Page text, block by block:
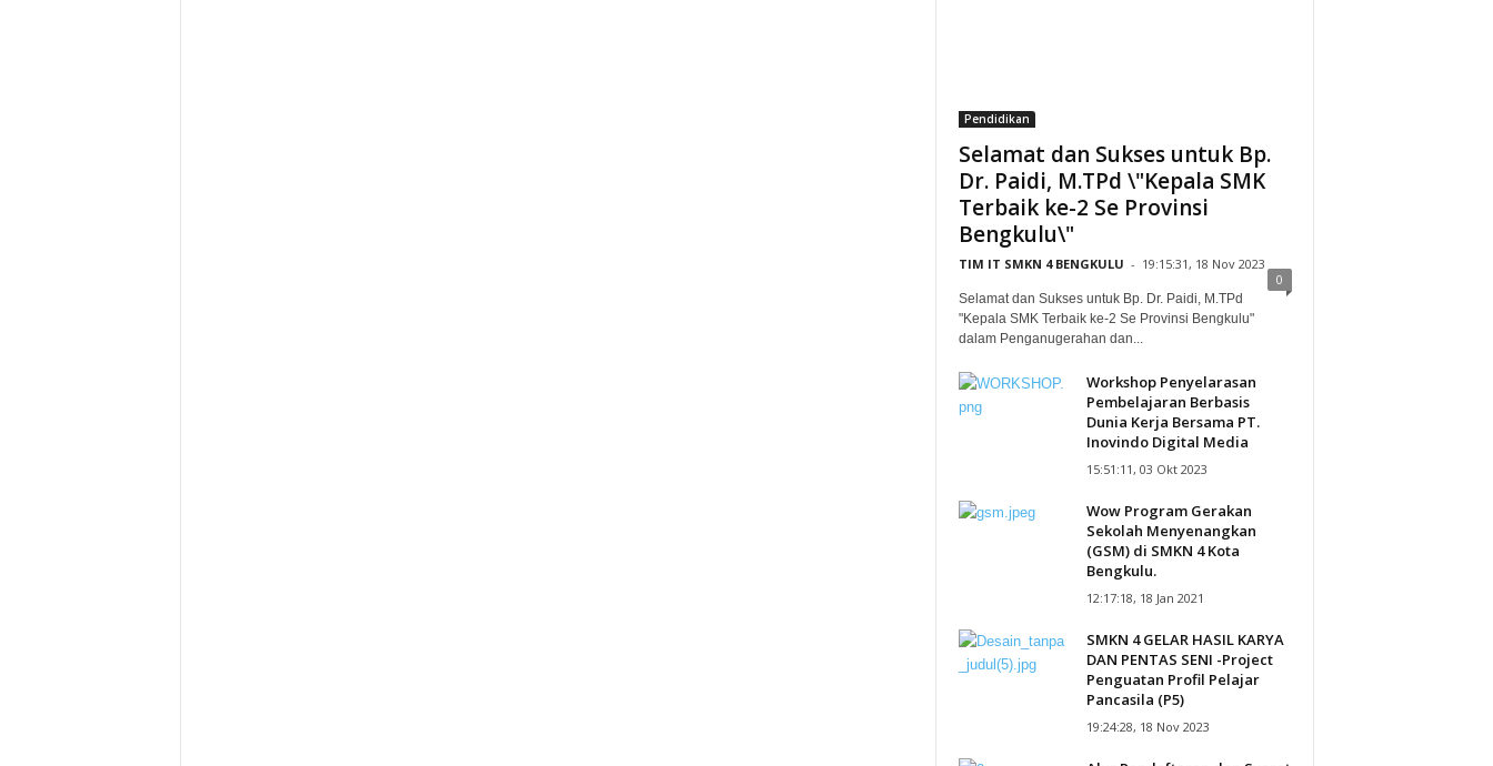
Pendidikan
Selamat dan Sukses untuk Bp.
Dr. Paidi, M.TPd \"Kepala SMK
Terbaik ke-2 Se Provinsi
Bengkulu\"
TIM IT SMKN 4 BENGKULU - 19:15:31, 18 Nov 2023
0
Selamat dan Sukses untuk Bp. Dr. Paidi, M.TPd
"Kepala SMK Terbaik ke-2 Se Provinsi Bengkulu"
dalam Penganugerahan dan...
Workshop Penyelarasan
Pembelajaran Berbasis
Dunia Kerja Bersama PT.
Inovindo Digital Media
15:51:11, 03 Okt 2023
Wow Program Gerakan
Sekolah Menyenangkan
(GSM) di SMKN 4 Kota
Bengkulu.
12:17:18, 18 Jan 2021
SMKN 4 GELAR HASIL KARYA
DAN PENTAS SENI -Project
Penguatan Profil Pelajar
Pancasila (P5)
19:24:28, 18 Nov 2023